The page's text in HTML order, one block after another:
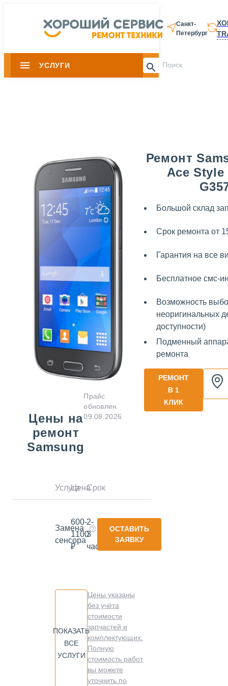
Санкт-
Петербург
УСЛУГИ 8 812 337-
Ремонт
Ace Style
Большой склад
Срок ремонта от
Гарантия на все
Бесплатное смс-
Возможность
неоригинальных
доступности)
Подменный
ремонта
РЕМОНТ
В 1
КЛИК
Цены на
ремонт
Samsung
Прайс
обновлен
09.08.2026
УслугаЦенаСрок
Замена
сенсора
600-
1100
₽
2-
3
часа
ОСТАВИТЬ
ЗАЯВКУ
ПОКАЗАТЬ
ВСЕ
УСЛУГИ
Цены указаны
без учёта
стоимости
запчастей и
комплектующих.
Полную
стоимость работ
вы можете
уточнить по